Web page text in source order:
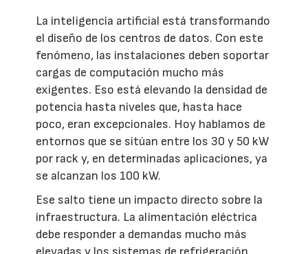
La inteligencia artificial está transformando
el diseño de los centros de datos. Con este
fenómeno, las instalaciones deben soportar
cargas de computación mucho más
exigentes. Eso está elevando la densidad de
potencia hasta niveles que, hasta hace
poco, eran excepcionales. Hoy hablamos de
entornos que se sitúan entre los 30 y 50 kW
por rack y, en determinadas aplicaciones, ya
se alcanzan los 100 kW.
Ese salto tiene un impacto directo sobre la
infraestructura. La alimentación eléctrica
debe responder a demandas mucho más